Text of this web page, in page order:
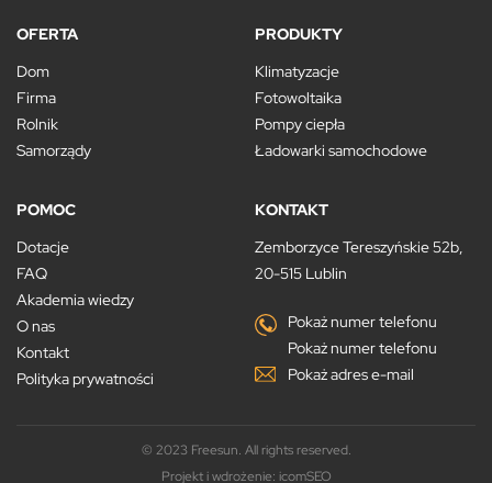
OFERTA
Dom
Firma
Rolnik
Samorządy
PRODUKTY
Klimatyzacje
Fotowoltaika
Pompy ciepła
Ładowarki samochodowe
POMOC
Dotacje
FAQ
Akademia wiedzy
O nas
Kontakt
Polityka prywatności
KONTAKT
Zemborzyce Tereszyńskie 52b,
20-515 Lublin
Pokaż numer telefonu
Pokaż numer telefonu
Pokaż adres e-mail
© 2023 Freesun. All rights reserved.
Projekt i wdrożenie: icomSEO